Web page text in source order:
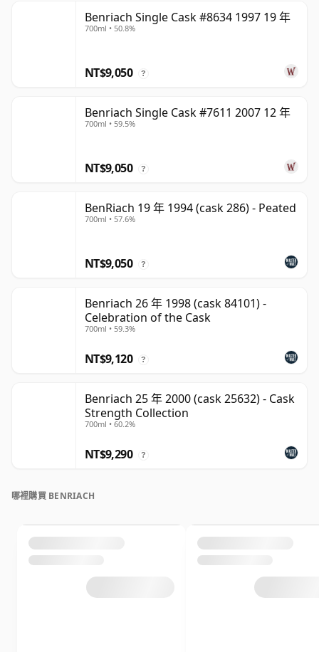
Benriach Single Cask #8634 1997 19 年
700ml • 50.8%
NT$9,050 ?
Benriach Single Cask #7611 2007 12 年
700ml • 59.5%
NT$9,050 ?
BenRiach 19 年 1994 (cask 286) - Peated
700ml • 57.6%
NT$9,050 ?
Benriach 26 年 1998 (cask 84101) -
Celebration of the Cask
700ml • 59.3%
NT$9,120 ?
Benriach 25 年 2000 (cask 25632) - Cask
Strength Collection
700ml • 60.2%
NT$9,290 ?
哪裡購買 BENRIACH